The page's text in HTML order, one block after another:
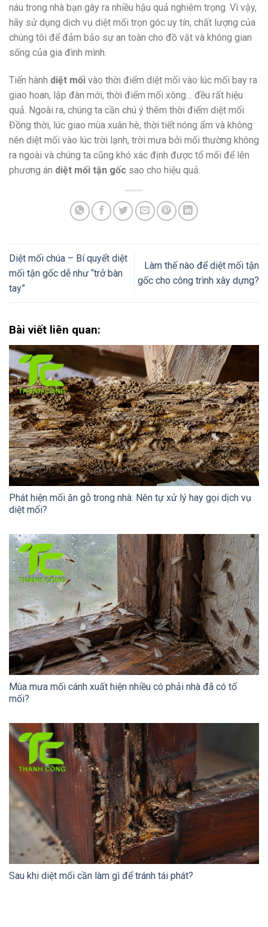
náu trong nhà bạn gây ra nhiều hậu quả nghiêm trọng. Vì vậy,
hãy sử dụng dịch vụ diệt mối trọn góc uy tín, chất lượng của
chúng tôi để đảm bảo sự an toàn cho đồ vật và không gian
sống của gia đình mình.
Tiến hành diệt mối vào thời điểm diệt mối vào lúc mối bay ra
giao hoan, lập đàn mới, thời điểm mối xông… đều rất hiệu
quả. Ngoài ra, chúng ta cần chú ý thêm thời điểm diệt mối.
Đồng thời, lúc giao mùa xuân hè, thời tiết nóng ẩm và không
nên diệt mối vào lúc trời lạnh, trời mưa bởi mối thường không
ra ngoài và chúng ta cũng khó xác định được tổ mối để lên
phương án diệt mối tận gốc sao cho hiệu quả.
Diệt mối chúa – Bí quyết diệt
mối tận gốc dễ như “trở bàn
tay”
Làm thế nào để diệt mối tận
gốc cho công trình xây dựng?
Bài viết liên quan:
Phát hiện mối ăn gỗ trong nhà: Nên tự xử lý hay gọi dịch vụ
diệt mối?
Mùa mưa mối cánh xuất hiện nhiều có phải nhà đã có tổ
mối?
Sau khi diệt mối cần làm gì để tránh tái phát?